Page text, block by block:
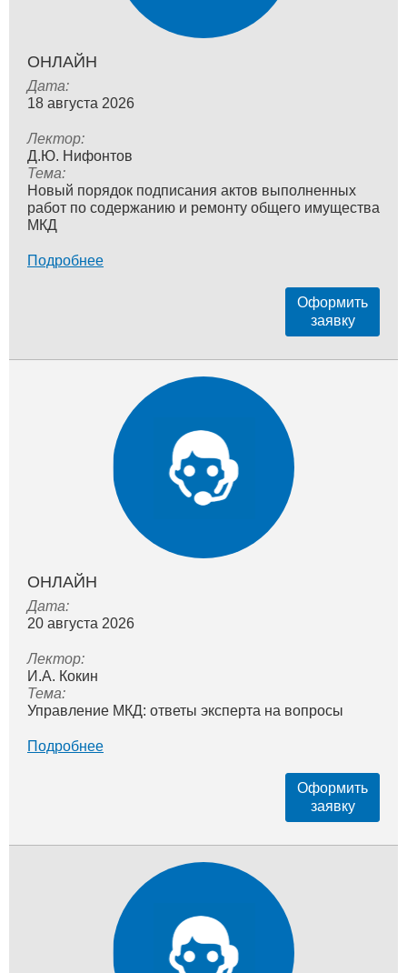
ОНЛАЙН
Дата:
18 августа 2026
Лектор:
Д.Ю. Нифонтов
Тема:
Новый порядок подписания актов выполненных
работ по содержанию и ремонту общего имущества
МКД
Подробнее
Оформить
заявку
ОНЛАЙН
Дата:
20 августа 2026
Лектор:
И.А. Кокин
Тема:
Управление МКД: ответы эксперта на вопросы
Подробнее
Оформить
заявку